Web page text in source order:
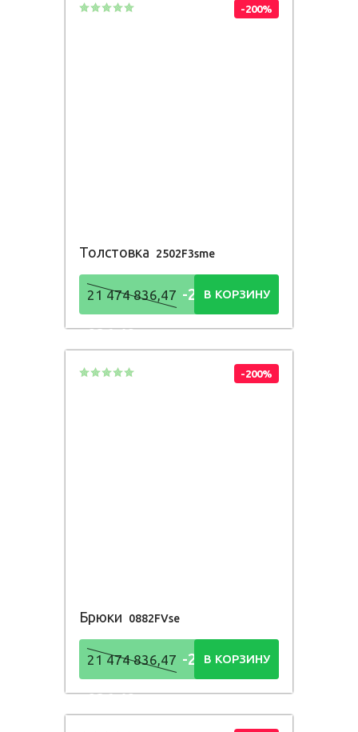
-200%
Толстовка 2502F3sme
21 474 836,47 -21 474
836,48Р
В КОРЗИНУ
-200%
Брюки 0882FVse
21 474 836,47 -21 474
836,48Р
В КОРЗИНУ